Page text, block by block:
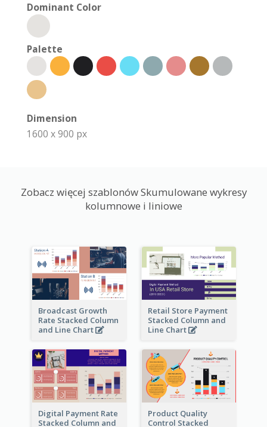
Dominant Color
Palette
Dimension
1600 x 900 px
Zobacz więcej szablonów Skumulowane wykresy
kolumnowe i liniowe
Broadcast Growth
Rate Stacked Column
and Line Chart
Retail Store Payment
Stacked Column and
Line Chart
Digital Payment Rate
Stacked Column and
Product Quality
Control Stacked